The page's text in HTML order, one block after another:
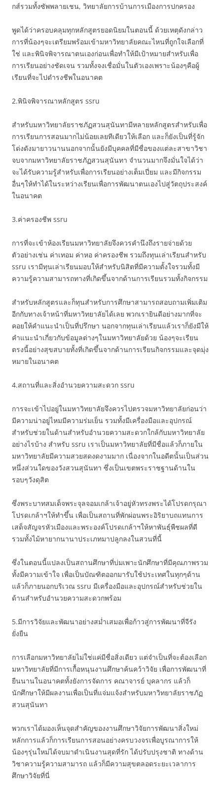
กส์รวมทั้งซัพพลายเชน, วิทยาลัยการบ้านการเมืองการปกครอง
พูดได้ว่าครอบคลุมทุกหลักสูตรยอดนิยมในตอนนี้ ด้วยเหตุดังกล่าว
การที่น้องๆจะเตรียมพร้อมเข้ามหาวิทยาลัยคณะไหนที่ถูกใจเลือกที่
ใช่ และพินิจพิจารณาตนเองก่อนเพื่อทำให้มีเป้าหมายสำหรับเพื่อ
การเรียนอย่างชัดเจน รวมทั้งจงเชื่อมั่นในตัวเองเพราะน้องๆคือผู้
เรียนที่จะไปดำรงชีพในอนาคต
2.พินิจพิจารณาหลักสูตร ssru
สำหรับมหาวิทยาลัยราชภัฏสวนสุนันทามีหลายหลักสูตรสำหรับเพื่อ
การเรียนการสอนมากไม่น้อยเลยทีเดียวให้เลือก และก็ยังเป็นที่รู้จัก
โด่งดังมายาวนานนอกจากนั้นยังมีบุคคลที่มีชื่อของแต่ละสาขาวิชา
จบจากมหาวิทยาลัยราชภัฏสวนสุนันทา จำนวนมากจึงมั่นใจได้ว่า
จะได้รับความรู้สำหรับเพื่อการเรียนอย่างเต็มเปี่ยม และมีกิจกรรม
อื่นๆให้ทำได้ในระหว่างเรียนเพื่อการพัฒนาตนเองไปสู่วัตถุประสงค์
ในอนาคต
3.ค่าครองชีพ ssru
การที่จะเข้าห้องเรียนมหาวิทยาลัยจึงควรคำนึงถึงรายจ่ายด้วย
ตัวอย่างเช่น ค่าเทอม ค่าหอ ค่าครองชีพ รวมถึงทุนเล่าเรียนสำหรับ
ssru เรามีทุนเล่าเรียนมอบให้สำหรับนิสิตที่มีความตั้งใจรวมทั้งมี
ความรู้ความสามารถทางที่เกิดขึ้นจากด้านการเรียนรวมทั้งกิจกรรม
สำหรับหลักสูตรและก็ทุนสำหรับการศึกษาสามารถสอบถามเพิ่มเติม
อีกกับทางเจ้าหน้าที่มหาวิทยาลัยได้เลย พวกเรายินดีอย่างมากที่จะ
คอยให้คำแนะนำเป็นที่ปรึกษา นอกจากทุนเล่าเรียนแล้วเราก็ยังมีให้
คำแนะนำเกี่ยวกับข้อมูลต่างๆในมหาวิทยาลัยด้วย น้องๆจะเรียน
ตรงนี้อย่างสุขสบายทั้งที่เกิดขึ้นจากด้านการเรียนกิจกรรมและจุดมุ่ง
หมายในอนาคต
4.สถานที่และสิ่งอำนวยความสะดวก ssru
การจะเข้าไปอยู่ในมหาวิทยาลัยจึงควรไปตรวจมหาวิทยาลัยก่อนว่า
มีความน่าอยู่ไหมมีความร่มเย็น รวมทั้งมีเครื่องมือและอุปกรณ์
สำหรับช่วยในด้านสำหรับอำนวยความสะดวกใกล้กับมหาวิทยาลัย
อย่างไรบ้าง สำหรับ ssru เราเป็นมหาวิทยาลัยที่มีชื่อแล้วก็ภายใน
มหาวิทยาลัยมีความสวยสดงดงามมาก เนื่องจากในอดีตนั้นเป็นส่วน
หนึ่งส่วนใดของวังสวนสุนันทา ซึ่งเป็นเขตพระราชฐานด้านใน
รอบๆวังดุสิต
ซึ่งพระบาทสมเด็จพระจุลจอมเกล้าเจ้าอยู่หัวทรงพระได้โปรดกรุณา
โปรดเกล้าฯให้ทำขึ้น เพื่อเป็นสถานที่พักผ่อนพระอิริยาบถแทนการ
เสด็จสัญจรหัวเมืองและพระองค์โปรดเกล้าฯให้หาพันธุ์พืชผลที่ดี
รวมทั้งไม้หายากนานาประเภทมาปลูกลงในสวนที่นี้
ซึ่งในตอนนี้แปลงเป็นสถานศึกษาที่บ่มเพาะนักศึกษาที่มีคุณภาพรวม
ทั้งมีความเข้าใจ เพื่อเป็นบัณฑิตออกมารับใช้ประเทศในทุกๆด้าน
แล้วก็ภายนอกบริเวณ ssru มีเครื่องมือและอุปกรณ์สำหรับช่วยใน
ด้านสำหรับอำนวยความสะดวกพร้อม
5.มีการวิจัยและพัฒนาอย่างสม่ำเสมอเพื่อก้าวสู่การพัฒนาที่จีรัง
ยั่งยืน
การเลือกมหาวิทยาลัยไม่ใช่แค่มีชื่อสิ่งเดียว แต่จำเป็นที่จะต้องเลือก
มหาวิทยาลัยที่มีการเกื้อหนุนงานศึกษาค้นคว้าวิจัย เพื่อการพัฒนาที่
ยืนนานในอนาคตทั้งยังการจัดการ คณาจารย์ บุคลากร แล้วก็
นักศึกษาให้มีผลงานเพื่อเป็นที่แจ่มแจ้งสำหรับมหาวิทยาลัยราชภัฏ
สวนสุนันทา
พวกเราได้มองเห็นจุดสำคัญของงานศึกษาวิจัยการพัฒนาสิ่งใหม่
หลักการแล้วก็การเรียนการสอนอย่างครบวงจรเพื่อบูรณาการให้
น้องๆรุ่นใหม่ได้จบมาดำเนินงานสุดที่รัก ได้ปรับปรุงชาติ ทางด้าน
วิชาความรู้ความสามารถ แล้วก็มีความสุขตลอดระยะเวลาการ
ศึกษาวิจัยที่นี่